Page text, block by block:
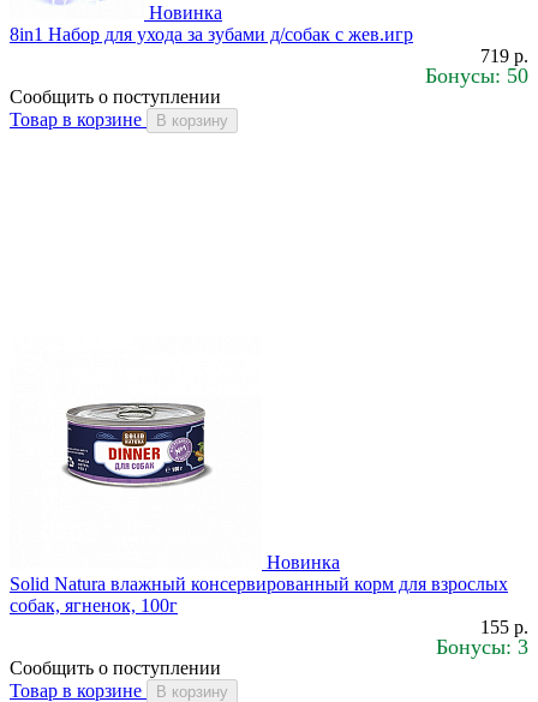
Новинка
8in1 Набор для ухода за зубами д/собак с жев.игр
719 р.
Бонусы: 50
Сообщить о поступлении
Товар в корзине
В корзину
Новинка
Solid Natura влажный консервированный корм для взрослых
собак, ягненок, 100г
155 р.
Бонусы: 3
Сообщить о поступлении
Товар в корзине
В корзину